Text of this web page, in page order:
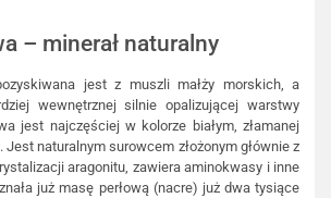
– minerał naturalny
jest z muszli małży morskich, a
wewnętrznej silnie opalizującej warstwy
jest najczęściej w kolorze białym, złamanej
Jest naturalnym surowcem złożonym głównie z
aragonitu, zawiera aminokwasy i inne
już masę perłową (nacre) już dwa tysiące